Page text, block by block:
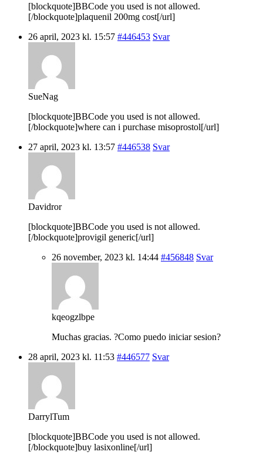
[blockquote]BBCode you used is not allowed.
[/blockquote]plaquenil 200mg cost[/url]
26 april, 2023 kl. 15:57 #446453 Svar
SueNag
[blockquote]BBCode you used is not allowed.
[/blockquote]where can i purchase misoprostol[/url]
27 april, 2023 kl. 13:57 #446538 Svar
Davidror
[blockquote]BBCode you used is not allowed.
[/blockquote]provigil generic[/url]
26 november, 2023 kl. 14:44 #456848 Svar
kqeogzlbpe
Muchas gracias. ?Como puedo iniciar sesion?
28 april, 2023 kl. 11:53 #446577 Svar
DarrylTum
[blockquote]BBCode you used is not allowed.
[/blockquote]buy lasixonline[/url]